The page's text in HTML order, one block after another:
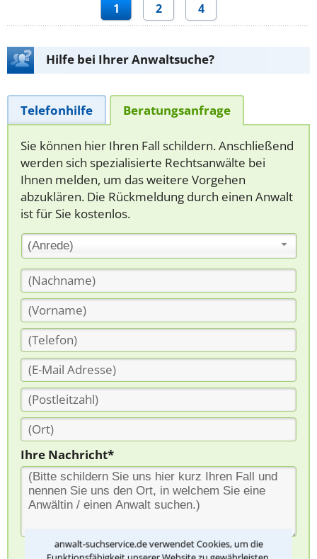
anwalt-suchservice.de verwendet Cookies, um die
1 2 4
Hilfe bei Ihrer Anwaltsuche?
Telefonhilfe Beratungsanfrage
Sie können hier Ihren Fall schildern. Anschließend
werden sich spezialisierte Rechtsanwälte bei
Ihnen melden, um das weitere Vorgehen
abzuklären. Die Rückmeldung durch einen Anwalt
ist für Sie kostenlos.
(Anrede)
Ihre Nachricht*